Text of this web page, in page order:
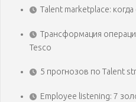
Talent marketplace:
Трансформация
Tesco
5 прогнозов по Talent
Employee listening: 7